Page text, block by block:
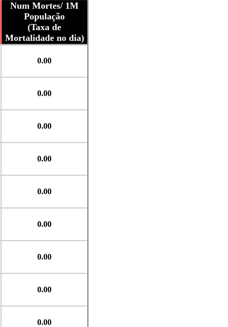
Num Mortes/ 1M
População
(Taxa de
Mortalidade no dia)
0.00
0.00
0.00
0.00
0.00
0.00
0.00
0.00
0.00